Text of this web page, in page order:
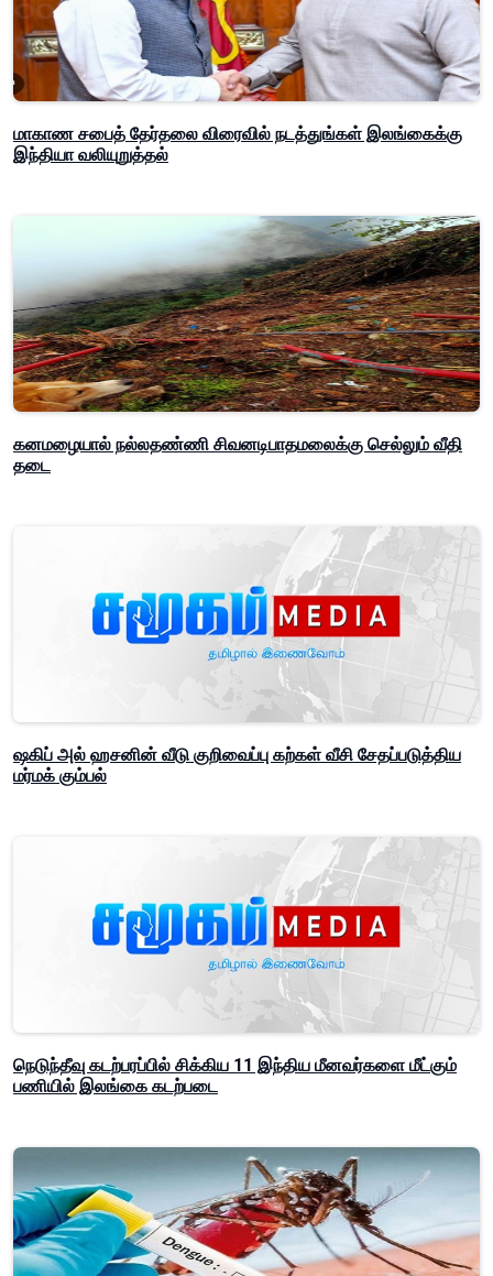
மாகாண சபைத் தேர்தலை விரைவில் நடத்துங்கள் இலங்கைக்கு
இந்தியா வலியுறுத்தல்
கனமழையால் நல்லதண்ணி சிவனடிபாதமலைக்கு செல்லும் வீதி
தடை
ஷகிப் அல் ஹசனின் வீடு குறிவைப்பு கற்கள் வீசி சேதப்படுத்திய
மர்மக் கும்பல்
நெடுந்தீவு கடற்பரப்பில் சிக்கிய 11 இந்திய மீனவர்களை மீட்கும்
பணியில் இலங்கை கடற்படை